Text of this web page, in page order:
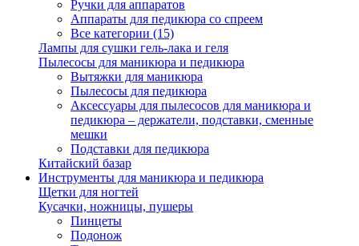
Ручки для аппаратов
Аппараты для педикюра со спреем
Все категории (15)
Лампы для сушки гель-лака и геля
Пылесосы для маникюра и педикюра
Вытяжки для маникюра
Пылесосы для педикюра
Аксессуары для пылесосов для маникюра и
педикюра – держатели, подставки, сменные
мешки
Подставки для педикюра
Китайский базар
Инструменты для маникюра и педикюра
Щетки для ногтей
Кусачки, ножницы, пушеры
Пинцеты
Подонож